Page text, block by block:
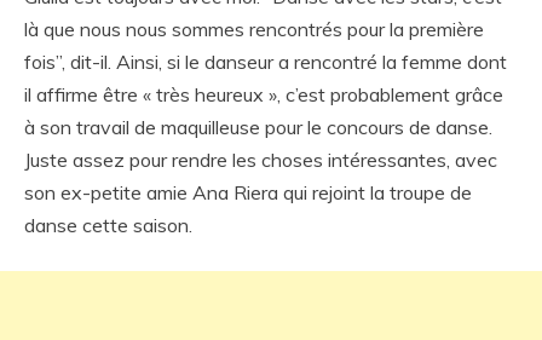
là que nous nous sommes rencontrés pour la première
fois”, dit-il. Ainsi, si le danseur a rencontré la femme dont
il affirme être « très heureux », c’est probablement grâce
à son travail de maquilleuse pour le concours de danse.
Juste assez pour rendre les choses intéressantes, avec
son ex-petite amie Ana Riera qui rejoint la troupe de
danse cette saison.